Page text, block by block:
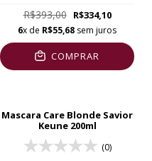
R$393,00 R$334,10
6x de R$55,68 sem juros
COMPRAR
Mascara Care Blonde Savior
Keune 200ml
(0)